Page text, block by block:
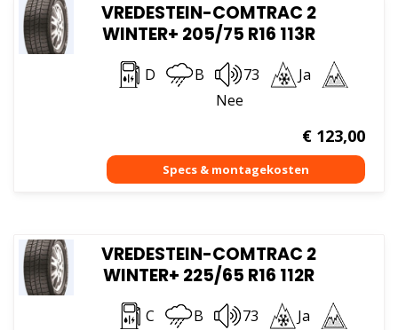
VREDESTEIN-COMTRAC 2
WINTER+ 205/75 R16 113R
D B 73
Ja
Nee
€123,00
VREDESTEIN-COMTRAC 2
WINTER+ 225/65 R16 112R
C B 73
Ja